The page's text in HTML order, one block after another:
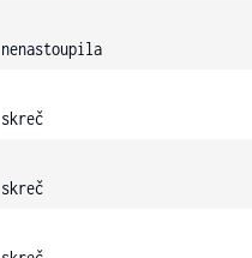
nenastoupila
skreč
skreč